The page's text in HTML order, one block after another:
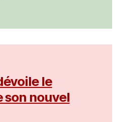
le
nouvel